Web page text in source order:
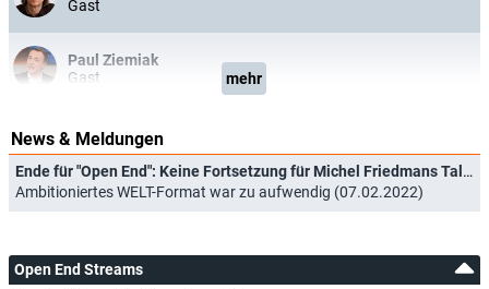
Gast
Paul Ziemiak
Gast
mehr
News & Meldungen
Ende für "Open End": Keine Fortsetzung für Michel Friedmans Talk ohne Zeitlimit
Ambitioniertes WELT-Format war zu aufwendig (07.02.2022)
Open End Streams